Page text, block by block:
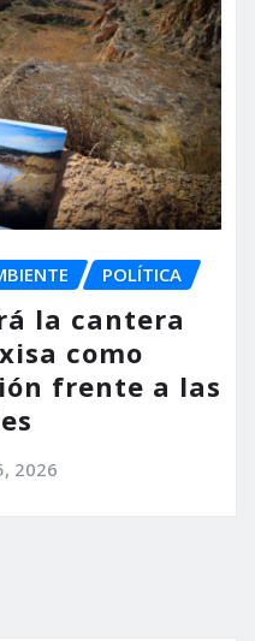
POLÍTICA
la cantera
como
frente a las
2026